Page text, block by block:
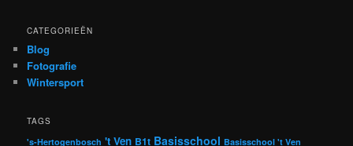
CATEGORIEËN
Blog
Fotografie
Wintersport
TAGS
's-Hertogenbosch 't Ven B1t Basisschool Basisschool 't Ven